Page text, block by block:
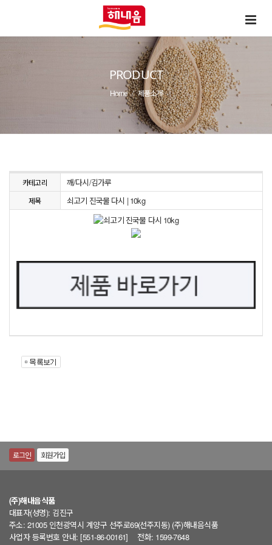
PRODUCT
Home 제품소개
카테고리 깨/다시/김가루
제목 쇠고기 진국물 다시 | 10kg
로그인 회원가입
(주)해내음식품
대표자(성명): 김진구
주소: 21005 인천광역시 계양구 선주로69(선주지동) (주)해내음식품
사업자 등록번호 안내: [551-86-00161]
전화: 1599-7648